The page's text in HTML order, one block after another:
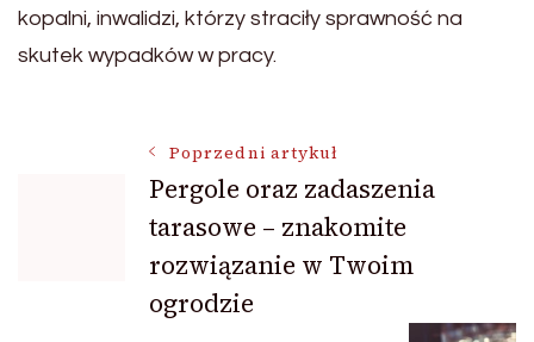
kopalni, inwalidzi, którzy straciły sprawność na
skutek wypadków w pracy.
Nawigacja
wpisu
Poprzedni artykuł
Pergole oraz zadaszenia
tarasowe – znakomite
rozwiązanie w Twoim
ogrodzie